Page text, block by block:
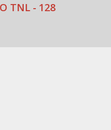
TNL - 128